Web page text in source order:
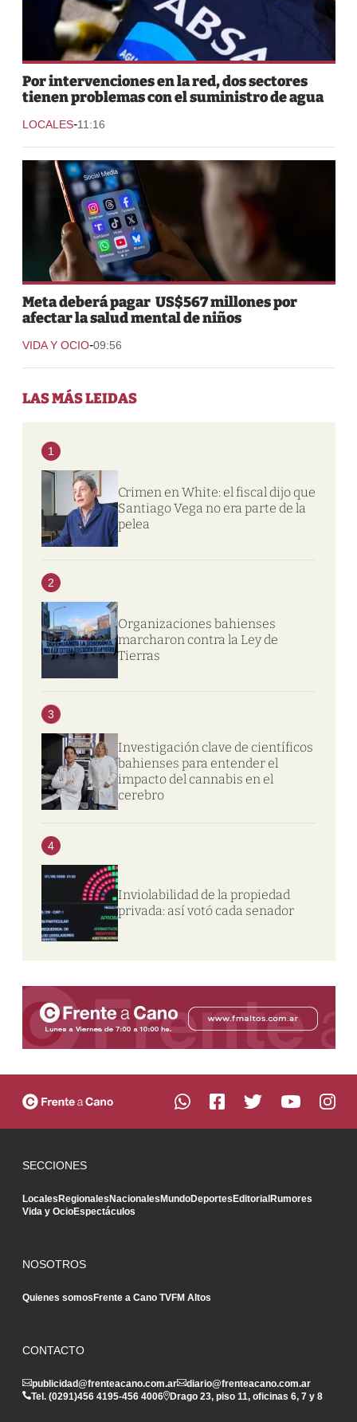
Por intervenciones en la red, dos sectores
tienen problemas con el suministro de agua
LOCALES-11:16
Meta deberá pagar US$567 millones por
afectar la salud mental de niños
VIDA Y OCIO-09:56
LAS MÁS LEIDAS
1
Crimen en White: el fiscal dijo que
Santiago Vega no era parte de la
pelea
2
Organizaciones bahienses
marcharon contra la Ley de
Tierras
3
Investigación clave de científicos
bahienses para entender el
impacto del cannabis en el
cerebro
4
Inviolabilidad de la propiedad
privada: así votó cada senador
SECCIONES
Locales Regionales Nacionales MundoDeportes Editorial Rumores
Vida y OcioEspectáculos
NOSOTROS
Quienes somos Frente a Cano TVFM Altos
CONTACTO
publicidad@frenteacano.com.ar
diario@frenteacano.com.ar
Tel. (0291)456 4195-456 4006 Drago 23, piso 11, oficinas 6, 7 y 8